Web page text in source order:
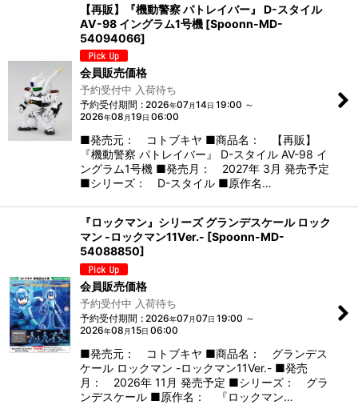
【再販】『機動警察 パトレイバー』 D-スタイル
AV-98 イングラム1号機 [Spoonn-MD-
54094066]
会員販売価格
予約受付中 入荷待ち
予約受付期間 : 2026年07月14日 19:00 ～
2026年08月19 日 06:00
■発売元： コトブキヤ ■商品名： 【再販】
『機動警察 パトレイバー』 D-スタイル AV-98 イ
ングラム1号機 ■発売月： 2027年 3月 発売予定
■シリーズ： D-スタイル ■原作名…
『ロックマン』シリーズ グランデスケール ロック
マン -ロックマン11Ver.- [Spoonn-MD-
54088850]
会員販売価格
予約受付中 入荷待ち
予約受付期間 : 2026年07月07日 19:00 ～
2026年08 月15日 06:00
■発売元： コトブキヤ ■商品名： グランデス
ケール ロックマン -ロックマン11Ver.- ■発売
月： 2026年 11月 発売予定 ■シリーズ： グラ
ンデスケール ■原作名： 『ロックマン…